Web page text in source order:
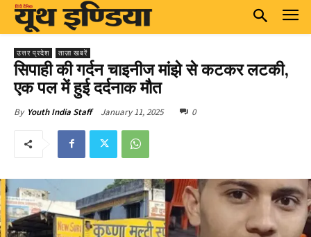
उत्तर प्रदेश ताज़ा खबरें
सिपाही की गर्दन चाइनीज मांझे से कटकर लटकी,
एक पल में हुई दर्दनाक मौत
By Youth India Staff January 11, 2025 0